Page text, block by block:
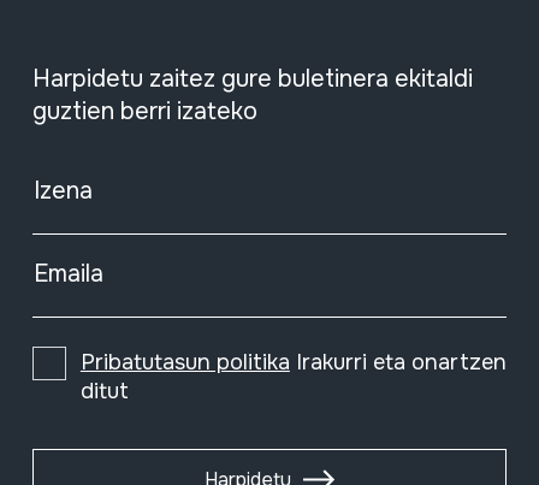
Harpidetu zaitez gure buletinera ekitaldi
guztien berri izateko
Izena
Emaila
Pribatutasun politika Irakurri eta onartzen
ditut